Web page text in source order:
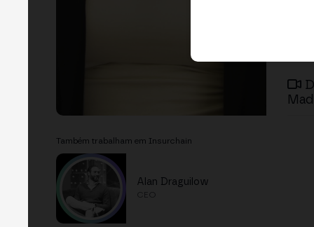
Também trabalham em Insurchain
Alan Draguilow
CEO